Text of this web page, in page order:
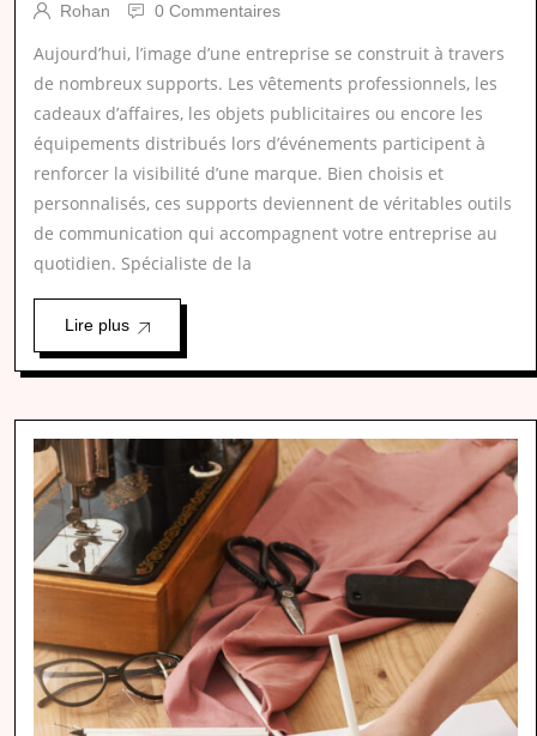
Rohan 0 Commentaires
Aujourd’hui, l’image d’une entreprise se construit à travers
de nombreux supports. Les vêtements professionnels, les
cadeaux d’affaires, les objets publicitaires ou encore les
équipements distribués lors d’événements participent à
renforcer la visibilité d’une marque. Bien choisis et
personnalisés, ces supports deviennent de véritables outils
de communication qui accompagnent votre entreprise au
quotidien. Spécialiste de la
Lire plus